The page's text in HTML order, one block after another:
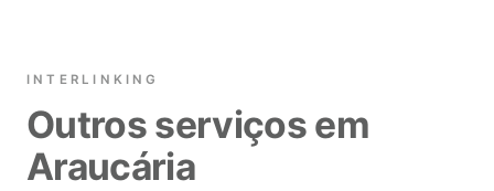
INTERLINKING
Outros serviços em
Araucária